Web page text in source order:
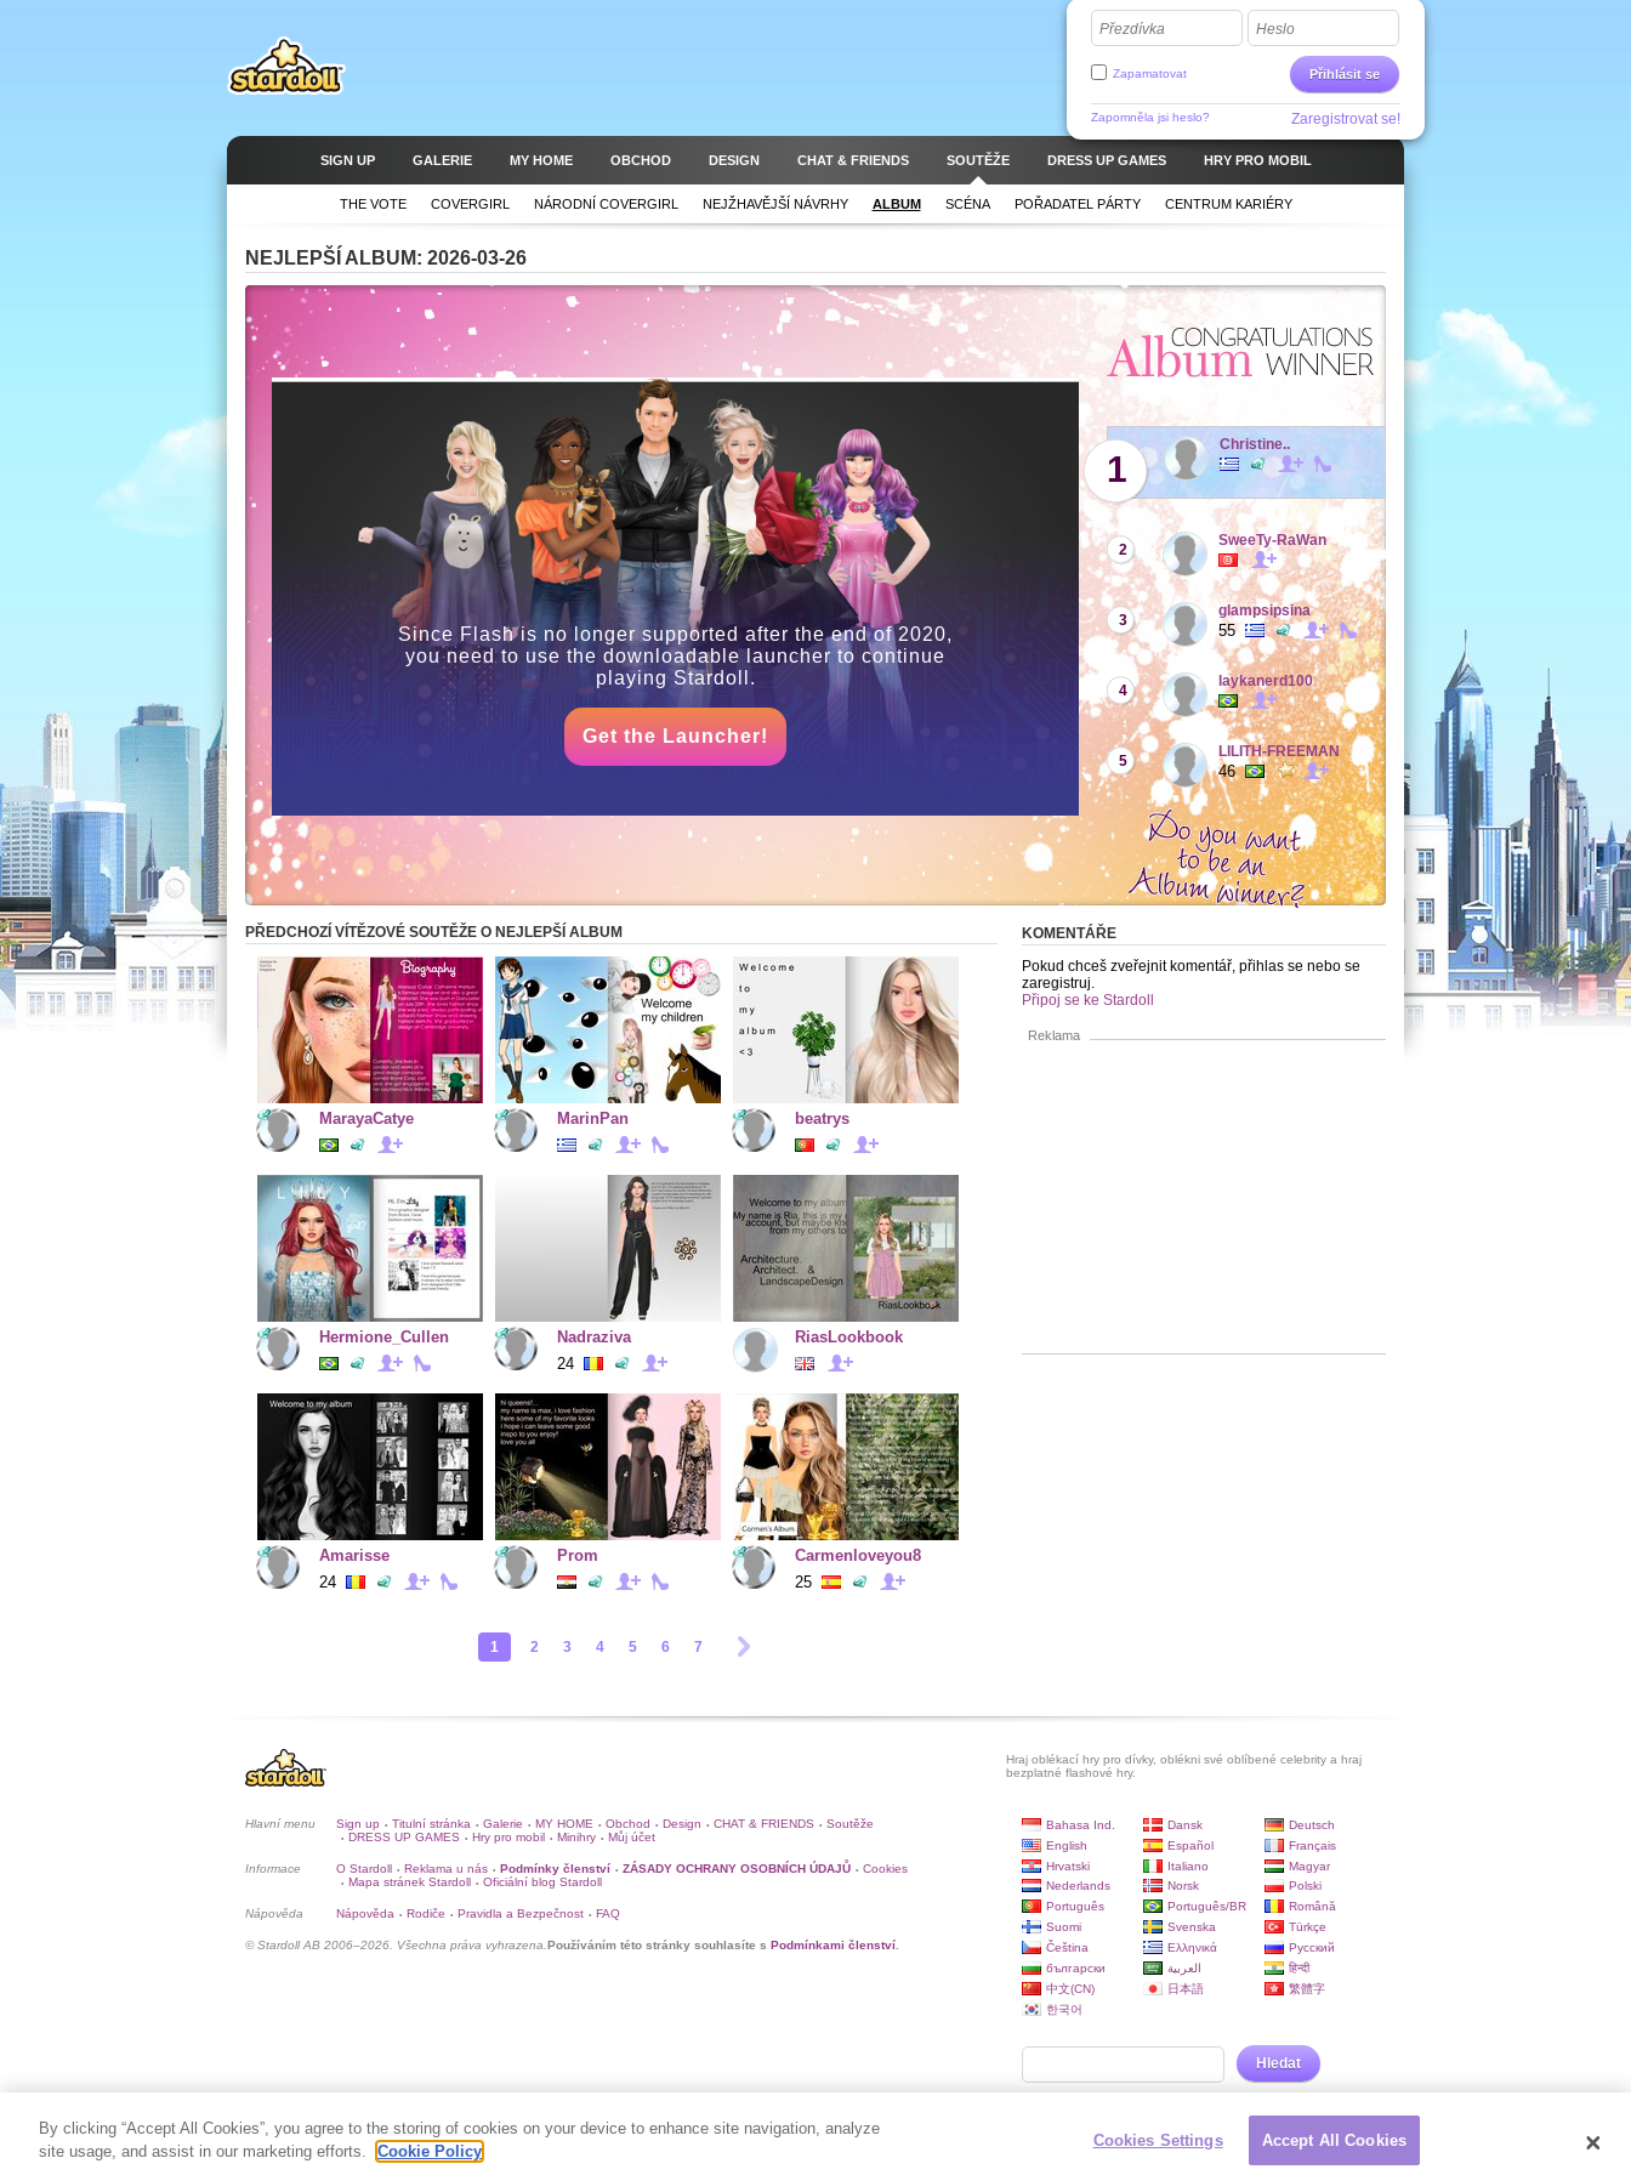
Přezdívka Heslo
Přihlásit se
Zapamatovat
Zapomněla jsi heslo? Zaregistrovat se!
SIGN UP GALERIE MY HOME OBCHOD DESIGN CHAT & FRIENDS SOUTĚŽE DRESS UP GAMES HRY PRO MOBIL
THE VOTE COVERGIRL NÁRODNÍ COVERGIRL NEJŽHAVĚJŠÍ NÁVRHY ALBUM SCÉNA POŘADATEL PÁRTY CENTRUM KARIÉRY
NEJLEPŠÍ ALBUM: 2026-03-26
Since Flash is no longer supported after the end of 2020,
you need to use the downloadable launcher to continue
playing Stardoll.
Get the Launcher!
1
Christine..
2
SweeTy-RaWan
3
glampsipsina
55
4
laykanerd100
5
LILITH-FREEMAN
46
PŘEDCHOZÍ VÍTĚZOVÉ SOUTĚŽE O NEJLEPŠÍ ALBUM
MarayaCatye MarinPan beatrys
Hermione_Cullen
Nadraziva
24
RiasLookbook
Amarisse
24
Prom
Carmenloveyou8
25
1 2 3 4 5 6 7
KOMENTÁŘE
Pokud chceš zveřejnit komentář, přihlas se nebo se
zaregistruj.
Připoj se ke Stardoll
Reklama
Hraj oblékací hry pro dívky, oblékni své oblíbené celebrity a hraj
bezplatné flashové hry.
Hlavní menu Sign up • Titulní stránka • Galerie • MY HOME • Obchod • Design • CHAT & FRIENDS • Soutěže
• DRESS UP GAMES • Hry pro mobil • Minihry • Můj účet
Informace O Stardoll • Reklama u nás • Podmínky členství • ZÁSADY OCHRANY OSOBNÍCH ÚDAJŮ • Cookies
• Mapa stránek Stardoll • Oficiální blog Stardoll
Nápověda Nápověda • Rodiče • Pravidla a Bezpečnost • FAQ
© Stardoll AB 2006–2026. Všechna práva vyhrazena. Používáním této stránky souhlasíte s Podmínkami členství
Bahasa Ind. Dansk
Deutsch
English
Español
Français
Hrvatski
Italiano
Magyar
Nederlands
Norsk
Polski
Português
Português/BR
Română
Suomi
Svenska
Türkçe
Čeština
Ελληνικά
Русский
български
العربية
हिन्दी
中文(CN)
日本語
繁體字
한국어
Hledat
By clicking “Accept All Cookies”, you agree to the storing of cookies on your device to enhance site navigation, analyze
site usage, and assist in our marketing efforts.
Cookie Policy
Cookies Settings Accept All Cookies